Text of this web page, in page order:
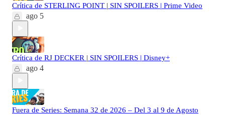
Crítica de STERLING POINT | SIN SPOILERS | Prime Video
ago 5
Crítica de RJ DECKER | SIN SPOILERS | Disney+
ago 4
Fuera de Series: Semana 32 de 2026 – Del 3 al 9 de Agosto